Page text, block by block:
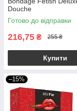
Douche
Готово до відправки
216,75 ₴ 255 ₴
Купити
–15%